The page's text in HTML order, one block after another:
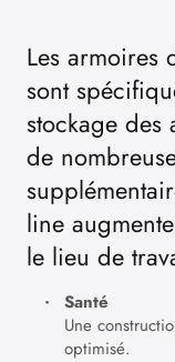
Les armoires
sont
stockage des
de
line
le lieu de
Santé
Une
optimisé.